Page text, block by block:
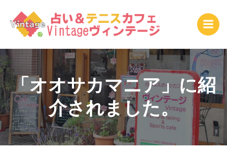
ン
テ
ツ
へ
ス
キ
ッ
プ
「オオサカマニア」に紹
介されました。